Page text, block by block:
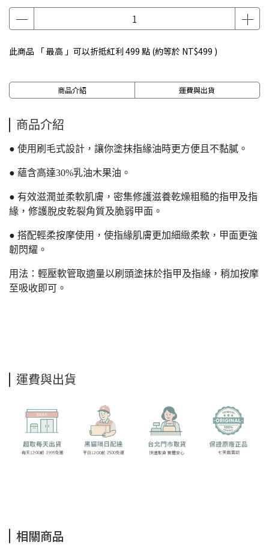
此商品 「 最高 」可以折抵紅利 499 點 (約等於 NT$499 )
商品介紹 運費與出貨
商品介紹
● 使用刷毛式設計，讓你塗抹指緣油時更方便且不黏膩。
● 蘊含高達30%乳油木果油。
● 有效滋潤並柔軟肌膚，密集修護滋養乾燥粗糙的指甲及指
緣，修護脫皮乾裂角質及脆弱甲面。
● 搭配輕柔按摩使用，使指緣肌膚更加細緻柔軟，甲面更強
韌閃耀。
用法：輕壓軟管取適量以刷頭塗抹於指甲及指緣，稍加按摩
至吸收即可。
運費與出貨
相關商品